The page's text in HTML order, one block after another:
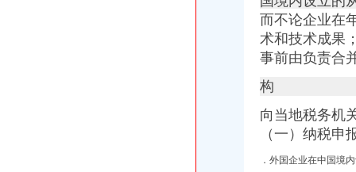
重庆市渝中区中山一路148号第四层商业用房拍卖公告_新浪重庆今荣_
充移动话费100厂家_充移动话费100公司-阿里巴巴公司黄页
泰州代账,泰州代账会计,泰州代账公司,泰州会计代账,泰州优正会
代账会计虚开发票上千万每月工资仅几百|增值税|会计|发票_新浪新闻
合肥会计代帐|合肥代报税|合肥代账报税|合肥代账公司电话0551-
池州财务公司|池州代账公司|池州会计公司|池州嘉禾财务咨询有限公司
而不论企业在
术和技术成果
事前由负责合
构
向当地税务机
（一）纳税
．外国企业在中国境